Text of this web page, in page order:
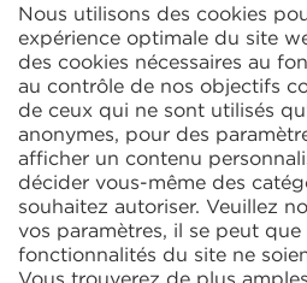
CELTIC S.A.R.L.
2 Rue René Cassin
ZAC La Villette-aux-Aulnes
77290 Mitry-Mory
FRANCE
KIT Electroheat Ltd.
Nous utilisons des cookies
expérience optimale du site
des cookies nécessaires au
au contrôle de nos objectifs
de ceux qui ne sont utilisés
anonymes, pour des
afficher un contenu
décider vous-même des
souhaitez autoriser. Veuillez
vos paramètres, il se peut que
fonctionnalités du site ne
Vous trouverez de plus